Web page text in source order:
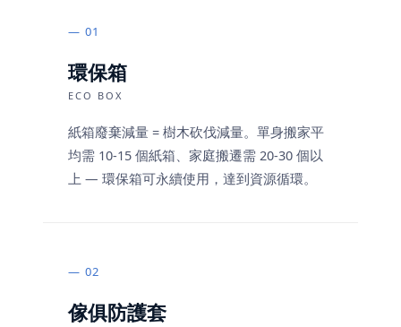
01
環保箱
ECO BOX
紙箱廢棄減量 = 樹木砍伐減量。單身搬家平
均需 10-15 個紙箱、家庭搬遷需 20-30 個以
上 — 環保箱可永續使用，達到資源循環。
02
傢俱防護套